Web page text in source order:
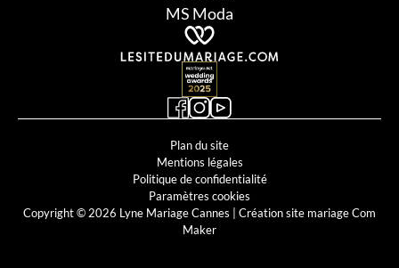
MS Moda
Plan du site
Mentions légales
Politique de confidentialité
Paramètres cookies
Copyright © 2026 Lyne Mariage Cannes | Création site mariage Com
Maker